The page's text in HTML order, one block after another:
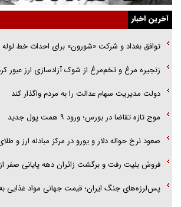
الگوی وحدت‌آفرین در ادراک سیاست خارجی
گفتگوی دکتر اخوان مدیرمسئول روزنامه جوان با برنامه
هرمز»
امام حسین (ع) کشته سیرت‌های عصر جاهلی شد
آخرین اخبار
توافق بغداد و شرکت «شورون» برای احداث خط
زنجیره مرغ و تخم‌مرغ از شوک آزادسازی ارز عبور
دولت مدیریت سهام عدالت را به مردم واگذار کند
موج تازه تقاضا در بورس؛ ورود ۹ همت پول جدید
صعود نرخ حواله دلار و یورو در مرکز مبادله ارز و
فروش بلیت رفت و برگشت زائران دهه پایانی صفر از
پس‌لرزه‌های جنگ ایران؛ قیمت جهانی مواد غذایی